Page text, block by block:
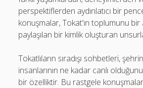
perspektiflerden aydınlatıcı bir
konuşmalar, Tokat'ın toplumunu
paylaşılan bir kimlik oluşturan
Tokatlıların sıradışı sohbetleri,
insanlarının ne kadar canlı
bir özelliktir. Bu rastgele